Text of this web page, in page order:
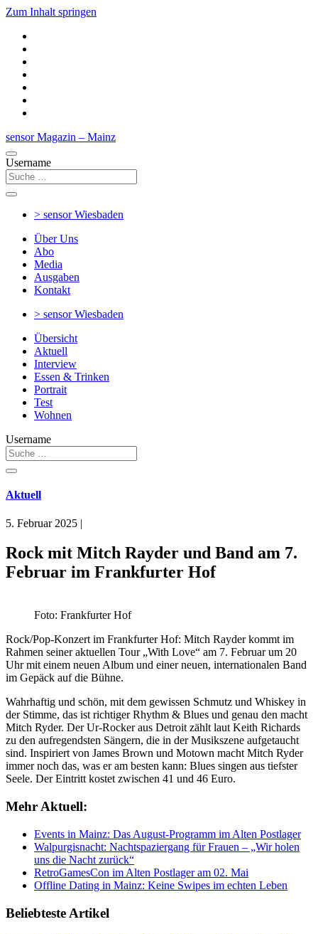
Zum Inhalt springen
sensor Magazin – Mainz
Username
> sensorWiesbaden
Über Uns
Abo
Media
Ausgaben
Kontakt
> sensorWiesbaden
Übersicht
Aktuell
Interview
Essen & Trinken
Portrait
Test
Wohnen
Username
Aktuell
5. Februar 2025 |
Rock mit Mitch Rayder und Band am 7.
Februar im Frankfurter Hof
Foto: Frankfurter Hof
Rock/Pop-Konzert im Frankfurter Hof: Mitch Rayder kommt im
Rahmen seiner aktuellen Tour „With Love“ am 7. Februar um 20
Uhr mit einem neuen Album und einer neuen, internationalen Band
im Gepäck auf die Bühne.
Wahrhaftig und schön, mit dem gewissen Schmutz und Whiskey in
der Stimme, das ist richtiger Rhythm & Blues und genau den macht
Mitch Ryder. Der Ur-Rocker aus Detroit zählt laut Keith Richards
zu den aufregendsten Sängern, die in der Musikszene aufgetaucht
sind. Inspiriert von James Brown und Motown macht Mitch Ryder
immer noch das, was er am besten kann: Blues singen aus tiefster
Seele. Der Eintritt kostet zwischen 41 und 46 Euro.
Mehr Aktuell:
Events in Mainz: Das August-Programm im Alten Postlager
Walpurgisnacht: Nachtspaziergang für Frauen – „Wir holen
uns die Nacht zurück“
RetroGamesCon im Alten Postlager am 02. Mai
Offline Dating in Mainz: Keine Swipes im echten Leben
Beliebteste Artikel